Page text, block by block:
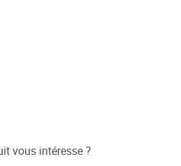
vous intéresse ?